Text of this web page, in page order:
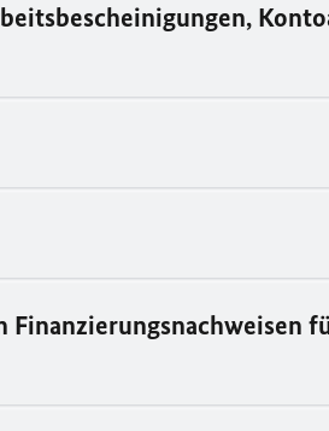
Finanzierungsnachweisen